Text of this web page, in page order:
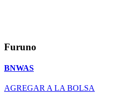
Furuno
BNWAS
AGREGAR A LA BOLSA